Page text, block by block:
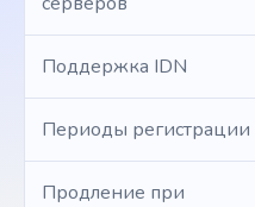
Поддержка IDN
Периоды регистрации
Продление при